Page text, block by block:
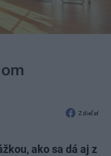
Zdieľať
ako sa dá aj z